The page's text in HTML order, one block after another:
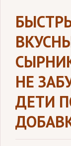
НЕ
ДЕТИ